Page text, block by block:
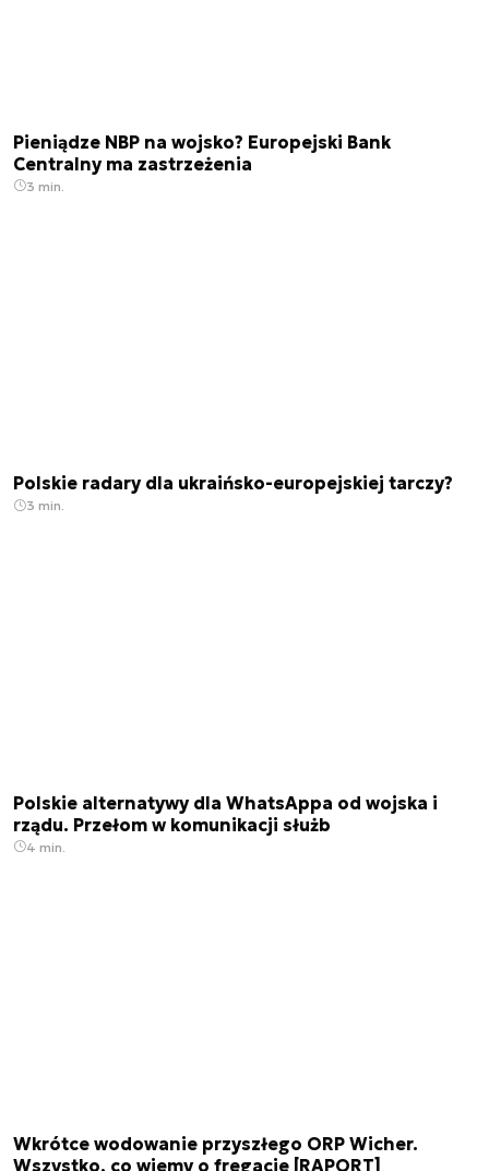
Pieniądze NBP na wojsko? Europejski Bank
Centralny ma zastrzeżenia
3 min.
Polskie radary dla ukraińsko-europejskiej tarczy?
3 min.
Polskie alternatywy dla WhatsAppa od wojska i
rządu. Przełom w komunikacji służb
4 min.
Wkrótce wodowanie przyszłego ORP Wicher.
Wszystko, co wiemy o fregacie [RAPORT]